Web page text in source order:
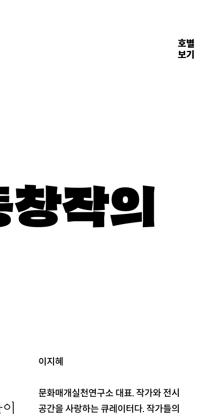
호별
보기
창작의
이지혜
문화매개실천연구소 대표. 작가와 전시
공간을 사랑하는 큐레이터다. 작가들의